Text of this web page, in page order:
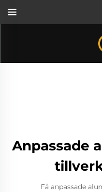
Anpassade
Få anpassade